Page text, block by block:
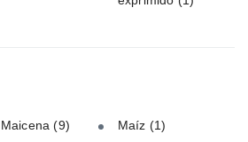
Maicena(9) Maíz (1)